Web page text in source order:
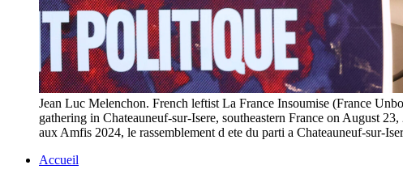
Jean Luc Melenchon. French leftist La France Insoumise (France
gathering in Chateauneuf-sur-Isere, southeastern France on August
aux Amfis 2024, le rassemblement d ete du parti a Chateauneuf-
Accueil